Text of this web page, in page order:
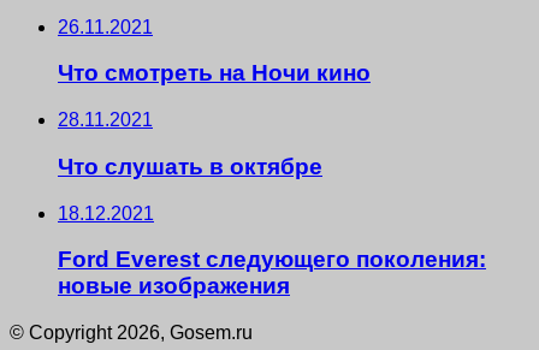
26.11.2021
Что смотреть на Ночи кино
28.11.2021
Что слушать в октябре
18.12.2021
Ford Everest следующего поколения:
новые изображения
© Copyright 2026, Gosem.ru